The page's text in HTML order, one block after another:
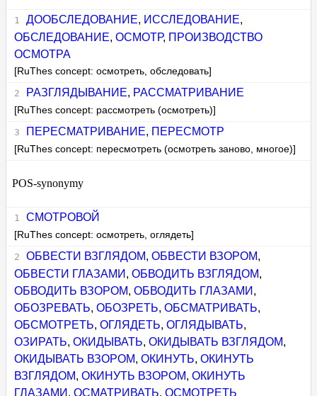
ДООБСЛЕДОВАНИЕ, ИССЛЕДОВАНИЕ,
ОБСЛЕДОВАНИЕ,ОСМОТР, ПРОИЗВОДСТВО
ОСМОТРА
[RuThes concept: осмотреть, обследовать]
РАЗГЛЯДЫВАНИЕ, РАССМАТРИВАНИЕ
[RuThes concept: рассмотреть (осмотреть)]
ПЕРЕСМАТРИВАНИЕ, ПЕРЕСМОТР
[RuThes concept: пересмотреть (осмотреть заново, многое)]
POS-synonymy
СМОТРОВОЙ
[RuThes concept: осмотреть, оглядеть]
ОБВЕСТИ ВЗГЛЯДОМ, ОБВЕСТИ ВЗОРОМ,
ОБВЕСТИ ГЛАЗАМИ ,ОБВОДИТЬ ВЗГЛЯДОМ,
ОБВОДИТЬ ВЗОРОМ,ОБВОДИТЬ ГЛАЗАМИ ,
ОБОЗРЕВАТЬ,ОБОЗРЕТЬ,ОБСМАТРИВАТЬ,
ОБСМОТРЕТЬ,ОГЛЯДЕТЬ,ОГЛЯДЫВАТЬ,
ОЗИРАТЬ,ОКИДЫВАТЬ,ОКИДЫВАТЬ ВЗГЛЯДОМ,
ОКИДЫВАТЬ ВЗОРОМ,ОКИНУТЬ,ОКИНУТЬ
ВЗГЛЯДОМ,ОКИНУТЬ ВЗОРОМ,ОКИНУТЬ
ГЛАЗАМИ ,ОСМАТРИВАТЬ,ОСМОТРЕТЬ